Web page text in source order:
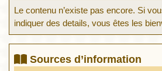
Le contenu n’existe pas encore. Si
indiquer des details, vous êtes les
Sources d’information